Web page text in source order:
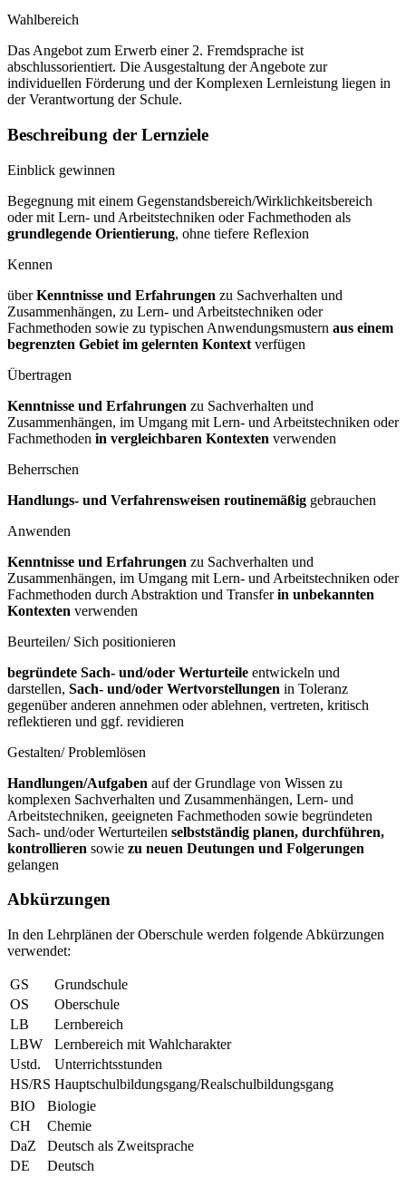
Wahlbereich
Das Angebot zum Erwerb einer 2. Fremdsprache ist
abschlussorientiert. Die Ausgestaltung der Angebote zur
individuellen Förderung und der Komplexen Lernleistung liegen in
der Verantwortung der Schule.
Beschreibung der Lernziele
Einblick gewinnen
Begegnung mit einem Gegenstandsbereich/Wirklichkeitsbereich
oder mit Lern- und Arbeitstechniken oder Fachmethoden als
grundlegende Orientierung, ohne tiefere Reflexion
Kennen
überKenntnisse und Erfahrungen zu Sachverhalten und
Zusammenhängen, zu Lern- und Arbeitstechniken oder
Fachmethoden sowie zu typischen Anwendungsmustern aus einem
begrenzten Gebiet im gelernten Kontext verfügen
Übertragen
Kenntnisse und Erfahrungen zu Sachverhalten und
Zusammenhängen, im Umgang mit Lern- und Arbeitstechniken oder
Fachmethoden in vergleichbaren Kontexten verwenden
Beherrschen
Handlungs- und Verfahrensweisen routinemäßig gebrauchen
Anwenden
Kenntnisse und Erfahrungen zu Sachverhalten und
Zusammenhängen, im Umgang mit Lern- und Arbeitstechniken oder
Fachmethoden durch Abstraktion und Transferin unbekannten
Kontexten verwenden
Beurteilen/ Sich positionieren
begründete Sach- und/oder Werturteile entwickeln und
darstellen, Sach- und/oder Wertvorstellungen in Toleranz
gegenüber anderen annehmen oder ablehnen, vertreten, kritisch
reflektieren und ggf. revidieren
Gestalten/ Problemlösen
Handlungen/Aufgaben auf der Grundlage von Wissen zu
komplexen Sachverhalten und Zusammenhängen, Lern- und
Arbeitstechniken, geeigneten Fachmethoden sowie begründeten
Sach- und/oder Werturteilen selbstständig planen, durchführen,
kontrollieren sowie zu neuen Deutungen und Folgerungen
gelangen
Abkürzungen
In den Lehrplänen der Oberschule werden folgende Abkürzungen
verwendet:
GS
Grundschule
OS
Oberschule
LB
Lernbereich
LBW
Lernbereich mit Wahlcharakter
Ustd.
Unterrichtsstunden
HS/RS Hauptschulbildungsgang/Realschulbildungsgang
BIO
Biologie
CH
Chemie
DaZ
Deutsch als Zweitsprache
DE
Deutsch